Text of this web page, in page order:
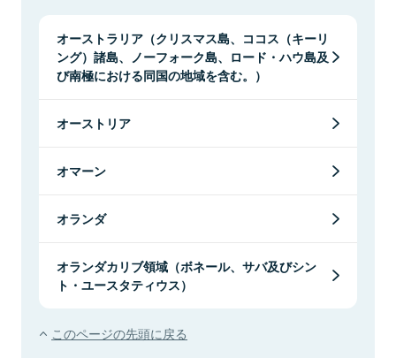
オーストラリア（クリスマス島、ココス（キーリ
ング）諸島、ノーフォーク島、ロード・ハウ島及
び南極における同国の地域を含む。）
オーストリア
オマーン
オランダ
オランダカリブ領域（ボネール、サバ及びシン
ト・ユースタティウス）
このページの先頭に戻る